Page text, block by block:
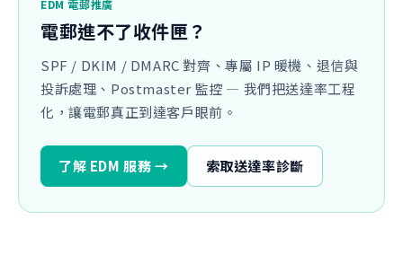
EDM 電郵推廣
電郵進不了收件匣？
SPF / DKIM / DMARC 對齊、專屬 IP 暖機、退信與
投訴處理、Postmaster 監控 — 我們把送達率工程
化，讓電郵真正到達客戶眼前。
了解 EDM 服務 → 索取送達率診斷